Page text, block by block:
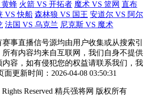
黄蜂 火箭 VS 开拓者 魔术 VS 篮网 直布
VS 快船 森林狼 VS 国王 安道尔 VS 阿尔
法国 VS 乌克兰 尼克斯 VS 魔术
赛事直播信号源均由用户收集或从搜索引
有内容均来自互联网，我们自身不提供
容，如有侵犯您的权益请联系我们，我
更新时间：2026-04-08 03:50:31
Reserved 精兵强将网 版权所有